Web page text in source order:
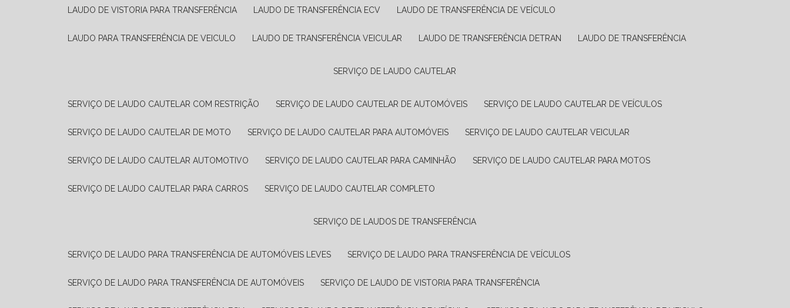
LAUDO DE VISTORIA PARA TRANSFERÊNCIA LAUDO DE TRANSFERÊNCIA ECV LAUDO DE TRANSFERÊNCIA DE VEÍCULO
LAUDO PARA TRANSFERÊNCIA DE VEICULO LAUDO DE TRANSFERÊNCIA VEICULAR LAUDO DE TRANSFERÊNCIA DETRAN LAUDO DE TRANSFERÊNCIA
SERVIÇO DE LAUDO CAUTELAR
SERVIÇO DE LAUDO CAUTELAR COM RESTRIÇÃO SERVIÇO DE LAUDO CAUTELAR DE AUTOMÓVEIS SERVIÇO DE LAUDO CAUTELAR DE VEÍCULOS
SERVIÇO DE LAUDO CAUTELAR DE MOTO SERVIÇO DE LAUDO CAUTELAR PARA AUTOMÓVEIS SERVIÇO DE LAUDO CAUTELAR VEICULAR
SERVIÇO DE LAUDO CAUTELAR AUTOMOTIVO SERVIÇO DE LAUDO CAUTELAR PARA CAMINHÃO SERVIÇO DE LAUDO CAUTELAR PARA MOTOS
SERVIÇO DE LAUDO CAUTELAR PARA CARROS SERVIÇO DE LAUDO CAUTELAR COMPLETO
SERVIÇO DE LAUDOS DE TRANSFERÊNCIA
SERVIÇO DE LAUDO PARA TRANSFERÊNCIA DE AUTOMÓVEIS LEVES SERVIÇO DE LAUDO PARA TRANSFERÊNCIA DE VEÍCULOS
SERVIÇO DE LAUDO PARA TRANSFERÊNCIA DE AUTOMÓVEIS SERVIÇO DE LAUDO DE VISTORIA PARA TRANSFERÊNCIA